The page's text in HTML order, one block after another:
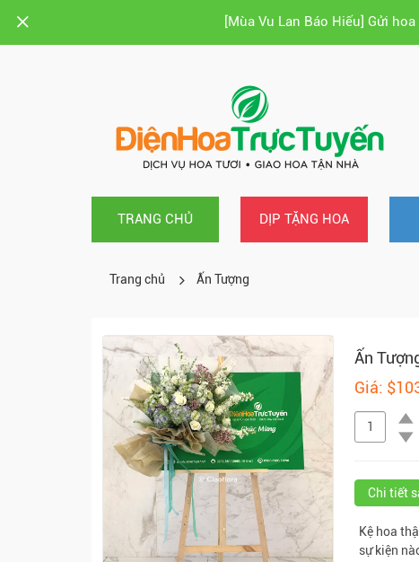
[Mùa Vu Lan Báo Hiếu] Gửi
TRANG CHỦ DỊP TẶNG HOA
Trang chủ Ấn Tượng
Ấn
Giá:
Chi tiết
Kệ hoa
sự kiện